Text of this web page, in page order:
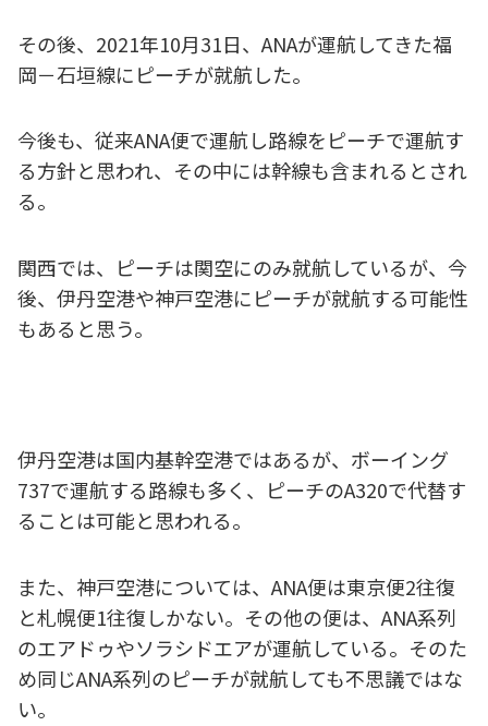
その後、2021年10月31日、ANAが運航してきた福
岡－石垣線にピーチが就航した。
今後も、従来ANA便で運航し路線をピーチで運航す
る方針と思われ、その中には幹線も含まれるとされ
る。
関西では、ピーチは関空にのみ就航しているが、今
後、伊丹空港や神戸空港にピーチが就航する可能性
もあると思う。
伊丹空港は国内基幹空港ではあるが、ボーイング
737で運航する路線も多く、ピーチのA320で代替す
ることは可能と思われる。
また、神戸空港については、ANA便は東京便2往復
と札幌便1往復しかない。その他の便は、ANA系列
のエアドゥやソラシドエアが運航している。そのた
め同じANA系列のピーチが就航しても不思議ではな
い。